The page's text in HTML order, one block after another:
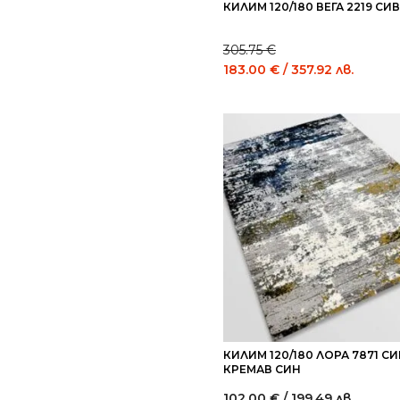
КИЛИМ 120/180 ВЕГА 2219 СИВ
305.75€
Original
305.75 €
/
598.00
лв..
183.00 € / 357.92 лв.
/
лв..
КИЛИМ 120/180 ЛОРА 7871
КРЕМАВ СИН